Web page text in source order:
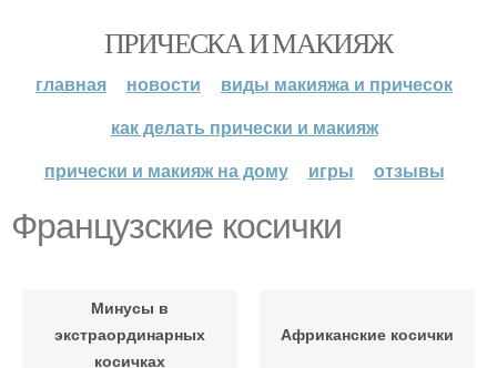
ПРИЧЕСКА И МАКИЯЖ
главная новости
виды макияжа и причесок
как делать прически и макияж
прически и макияж на дому
игры отзывы
Французские косички
Минусы в
экстраординарных
косичках
Африканские косички